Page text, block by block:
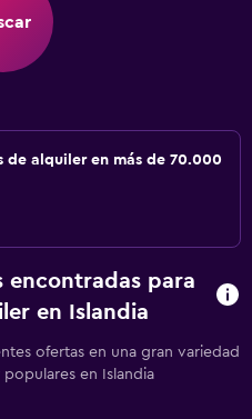
de alquiler en más de 70.000
encontradas para
en Islandia
ofertas en una gran variedad
en Islandia